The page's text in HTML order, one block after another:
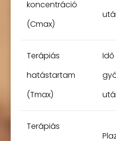
koncentráció
(Cmax)
Terápiás
hatástartam
(Tmax)
Terápiás